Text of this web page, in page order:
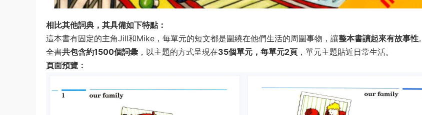
相比其他詞典，其具備如下特點：
這本書有固定的主角Jill和Mike，每單元的短文都是圍繞在他們生活的周圍事物，讓整本書讀起來有故事性。
全書共包含約1500個詞彙 ，以主題的方式呈現在35個單元，每單元2頁 ，單元主題貼近日常生活。
頁面預覽：